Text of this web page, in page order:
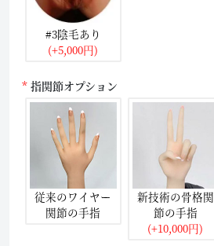
#3陰毛あり
(+5,000円)
指関節オプション
従来のワイヤー
関節の手指
新技術の骨格関
節の手指
(+10,000円)